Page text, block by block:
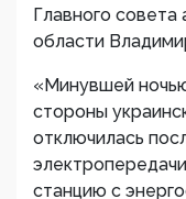
Главного
области
«Минувшей
стороны
отключилась
станцию с